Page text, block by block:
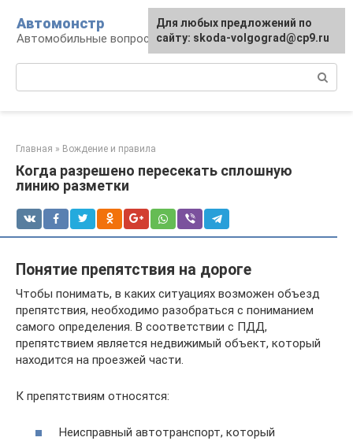
контенту
Автомонстр
Автомобильные вопросы и ответы
Главная » Вождение и правила
Когда разрешено пересекать сплошную
линию разметки
Понятие препятствия на дороге
Чтобы понимать, в каких ситуациях возможен объезд
препятствия, необходимо разобраться с пониманием
самого определения. В соответствии с ПДД,
препятствием является недвижимый объект, который
находится на проезжей части.
К препятствиям относятся:
Неисправный автотранспорт, который
Для любых предложений по
сайту: skoda-volgograd@cp9.ru